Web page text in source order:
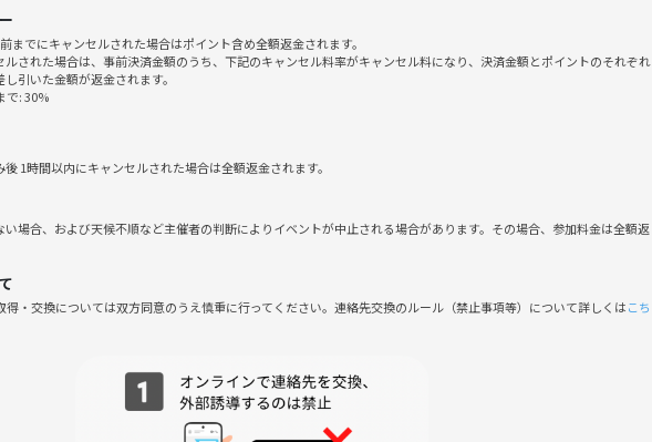
てください！
問いません！
なら誰でも大歓迎です！一緒にテニス上手になりましょう！
、その他サークル団体への勧誘は固くお断りします。発見次第以降参加をお断りします。
絡など、お相手の方が迷惑に感じる行為はご遠慮ください。以降の参加をお断りする場合が
気が付かない場合がございますので、参加の際はお早めにご連絡お願いいたします！
までにキャンセルされた場合はポイント含め全額返金されます。
ルされた場合は、事前決済金額のうち、下記のキャンセル料率がキャンセル料になり、決済金額とポイントのそれぞれ
引いた金額が返金されます。
で: 30%
後 1時間以内にキャンセルされた場合は全額返金されます。
場合、および天候不順など主催者の判断によりイベントが中止される場合があります。その場合、参加料金は全額返
得・交換については双方同意のうえ慎重に行ってください。連絡先交換のルール（禁止事項等）について詳しくはこち